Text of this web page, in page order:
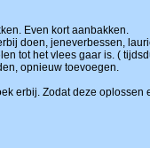
Even kort aanbakken.
doen, jeneverbessen,
tot het vlees gaar is. (
opnieuw toevoegen.
erbij. Zodat deze